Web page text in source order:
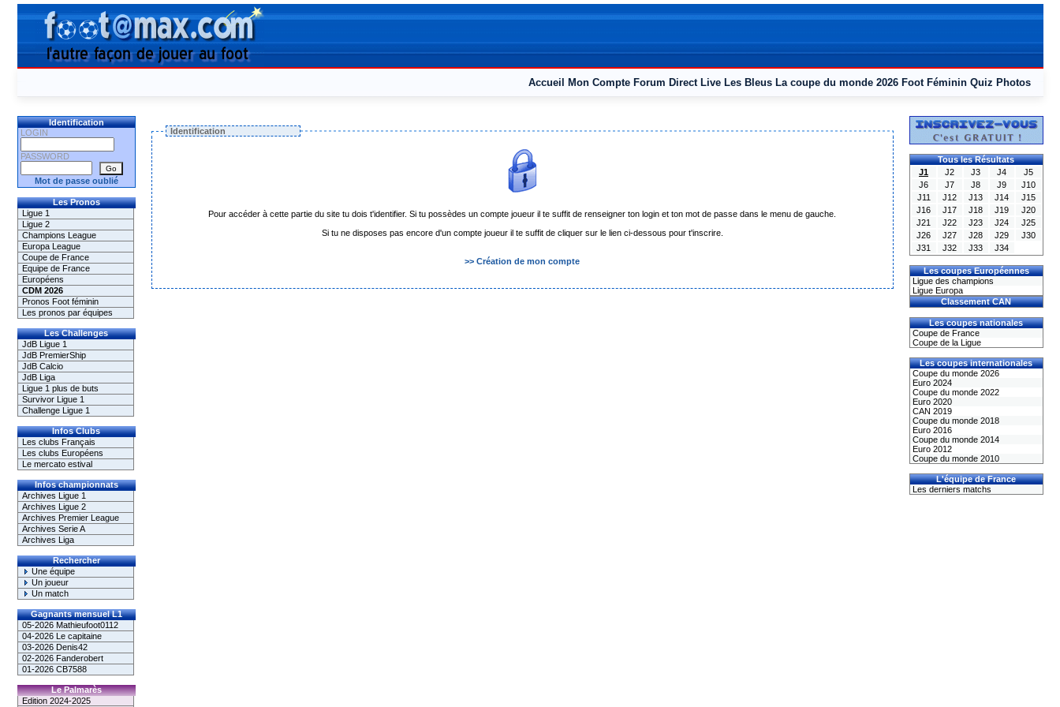
Accueil Mon Compte Forum Direct Live Les Bleus La coupe du monde 2026 Foot Féminin Quiz Photos
Identification
LOGIN
PASSWORD
Mot de passe oublié
Les Pronos
Ligue 1
Ligue 2
Champions League
Europa League
Coupe de France
Equipe de France
Européens
CDM 2026
Pronos Foot féminin
Les pronos par équipes
Les Challenges
JdB Ligue 1
JdB PremierShip
JdB Calcio
JdB Liga
Ligue 1 plus de buts
Survivor Ligue 1
Challenge Ligue 1
Infos Clubs
Les clubs Français
Les clubs Européens
Le mercato estival
Infos championnats
Archives Ligue 1
Archives Ligue 2
Archives Premier League
Archives Serie A
Archives Liga
Rechercher
Une équipe
Un joueur
Un match
Gagnants mensuel L1
05-2026 Mathieufoot0112
04-2026 Le capitaine
03-2026 Denis42
02-2026 Fanderobert
01-2026 CB7588
Le Palmarès
Edition 2024-2025
Identification
Pour accéder à cette partie du site tu dois t'identifier. Si tu possèdes un compte joueur il te suffit de renseigner ton login et ton mot de passe dans le menu de gauche.
Si tu ne disposes pas encore d'un compte joueur il te suffit de cliquer sur le lien ci-dessous pour t'inscrire.
>> Création de mon compte
Tous les Résultats
J1
J2 J3 J4
J5
J6
J7 J8 J9
J10
J11
J12 J13 J14
J15
J16
J17 J18 J19
J20
J21
J22 J23 J24
J25
J26
J27 J28 J29
J30
J31
J32 J33 J34
Les coupes Européennes
Ligue des champions
Ligue Europa
Classement CAN
Les coupes nationales
Coupe de France
Coupe de la Ligue
Les coupes internationales
Coupe du monde 2026
Euro 2024
Coupe du monde 2022
Euro 2020
CAN 2019
Coupe du monde 2018
Euro 2016
Coupe du monde 2014
Euro 2012
Coupe du monde 2010
L'équipe de France
Les derniers matchs